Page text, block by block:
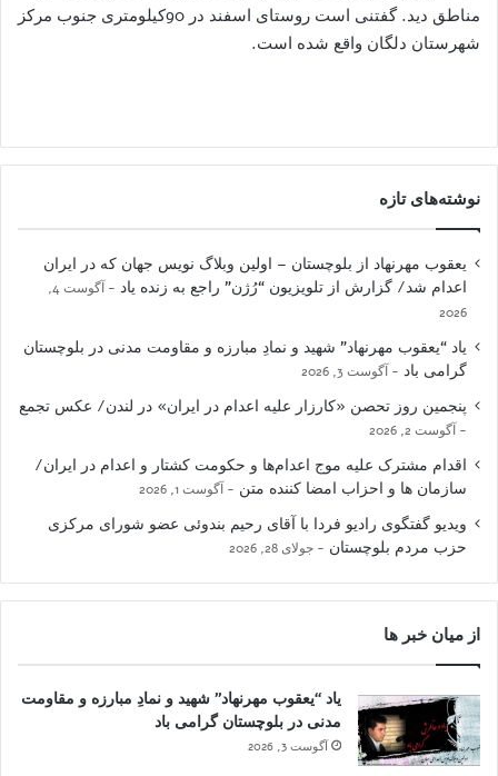
مناطق دید. گفتنی است روستای اسفند در 90کیلومتری جنوب مرکز
شهرستان دلگان واقع شده است.
نوشته‌های تازه
یعقوب مهرنهاد از بلوچستان – اولین وبلاگ نویس جهان که در ایران
اعدام شد/ گزارش از تلویزیون “رُژن” راجع به زنده یاد
آگوست 4,
2026
یاد “یعقوب مهرنهاد” شهید و نمادِ مبارزه و مقاومت مدنی در بلوچستان
گرامی باد
آگوست 3, 2026
پنجمین روز تحصن «کارزار علیه اعدام در ایران» در لندن/ عکس تجمع
آگوست 2, 2026
اقدام مشترک علیه موج اعدام‌ها و حکومت کشتار و اعدام در ایران/
سازمان ها و احزاب امضا کننده متن
آگوست 1, 2026
ویدیو گفتگوی رادیو فردا با آقای رحیم بندوئی عضو شورای مرکزی
حزب مردم بلوچستان
جولای 28, 2026
از میان خبر ها
یاد “یعقوب مهرنهاد” شهید و نمادِ مبارزه و مقاومت
مدنی در بلوچستان گرامی باد
آگوست 3, 2026